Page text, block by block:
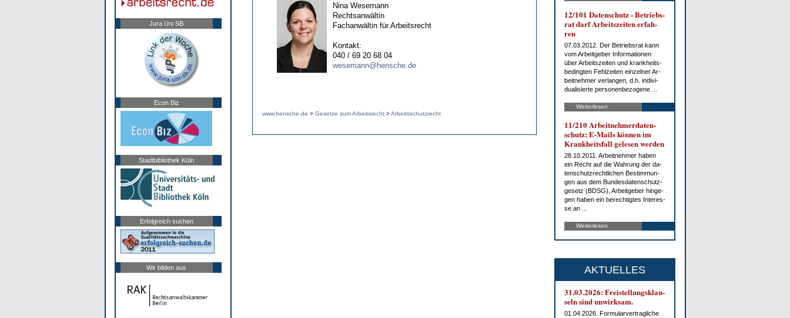
Jura Uni SB
Econ Biz
Stadtbibliothek Köln
Erfolgreich suchen
Wir bilden aus
Nina Wesemann
Rechtsanwältin
Fachanwältin für Arbeitsrecht
Kontakt:
040 / 69 20 68 04
wesemann@hensche.de
www.hensche.de > Gesetze zum Arbeitsrecht >Arbeitsschutzrecht
12/101 Da­ten­schutz - Be­triebs­
rat darf Ar­beits­zei­ten er­fah­
ren
07.03.2012. Der Be­triebs­rat kann
vom Ar­beit­ge­ber In­for­ma­tio­nen
über Ar­beits­zei­ten und krank­heits­
be­ding­ten Fehl­zei­ten ein­zel­ner Ar­
beit­neh­mer ver­lan­gen, d.h. in­di­vi­
dua­li­sier­te per­so­nen­be­zo­ge­ne ...
Weiterlesen
11/210 Ar­beit­neh­mer­da­ten­
schutz: E-Mails kön­nen im
Krank­heits­fall ge­le­sen wer­den
28.10.2011. Ar­beit­neh­mer ha­ben
ein Recht auf die Wah­rung der da­
ten­schutz­recht­li­chen Be­stim­mun­
gen aus dem Bun­des­da­ten­schutz­
ge­setz (BDSG), Ar­beit­ge­ber hin­ge­
gen ha­ben ein be­rech­tig­tes In­ter­es­
se an ...
Weiterlesen
AKTUELLES
31.03.2026: Frei­stel­lungs­klau­
seln sind un­wirk­sam.
01.04.2026. For­mu­lar­ver­trag­li­che